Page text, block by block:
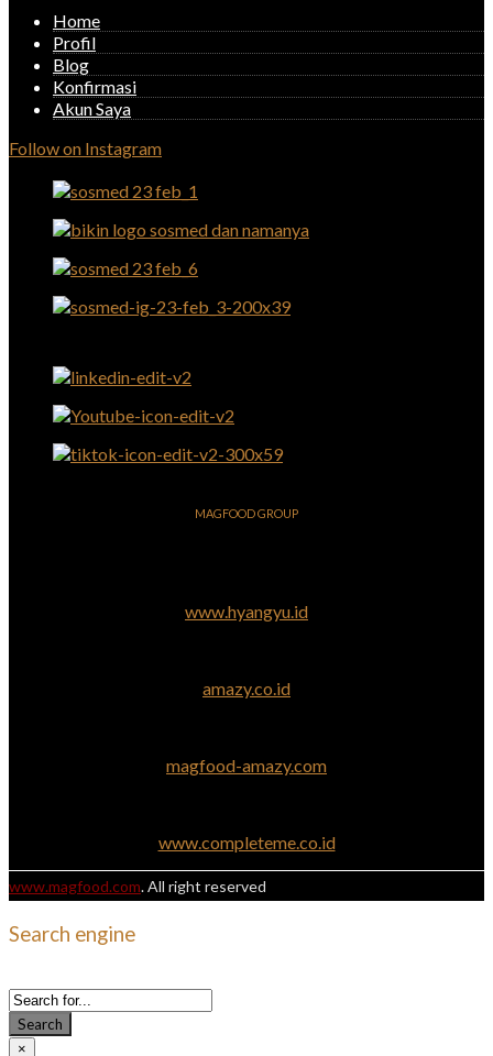
Home
Profil
Blog
Konfirmasi
Akun Saya
Follow on Instagram
MAGFOOD GROUP
www.hyangyu.id
amazy.co.id
magfood-amazy.com
www.completeme.co.id
www.magfood.com. All right reserved
Search engine
Search
×